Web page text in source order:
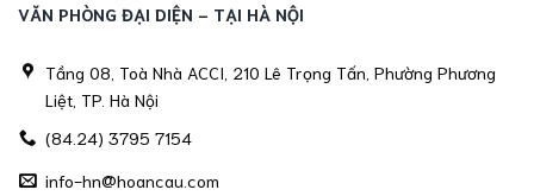
VĂN PHÒNG ĐẠI DIỆN - TẠI HÀ NỘI
Tầng 08, Toà Nhà ACCI, 210 Lê Trọng Tấn, Phường Phương
Liệt, TP. Hà Nội
(84.24) 3795 7154
info-hn@hoancau.com